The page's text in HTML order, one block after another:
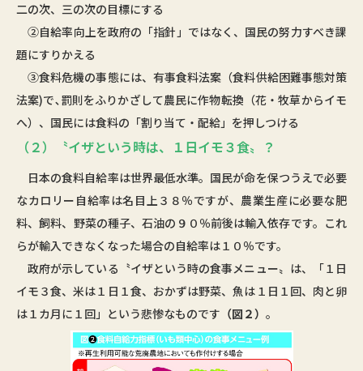
二の次、三の次の目標にする
②自給率向上を政府の「指針」ではなく、国民の努力すべき課
題にすりかえる
③食料危機の事態には、有事食料法案（食料供給困難事態対策
法案)で､罰則をふりかざして農民に作物転換（花・牧草からイモ
へ）、国民には食料の「割り当て・配給」を押しつける
（２）〝イザという時は、１日イモ３食〟？
日本の食料自給率は世界最低水準。国民が命を保つうえで必要
なカロリー自給率は名目上３８％ですが、農業生産に必要な肥
料、飼料、野菜の種子、石油の９０％前後は輸入依存です。これ
らが輸入できなくなった場合の自給率は１０％です。
政府が示している〝イザという時の食事メニュー〟は、「１日
イモ３食、米は１日１食、おかずは野菜、魚は１日１回、肉と卵
は１カ月に１回」という悲惨なものです （図２） 。